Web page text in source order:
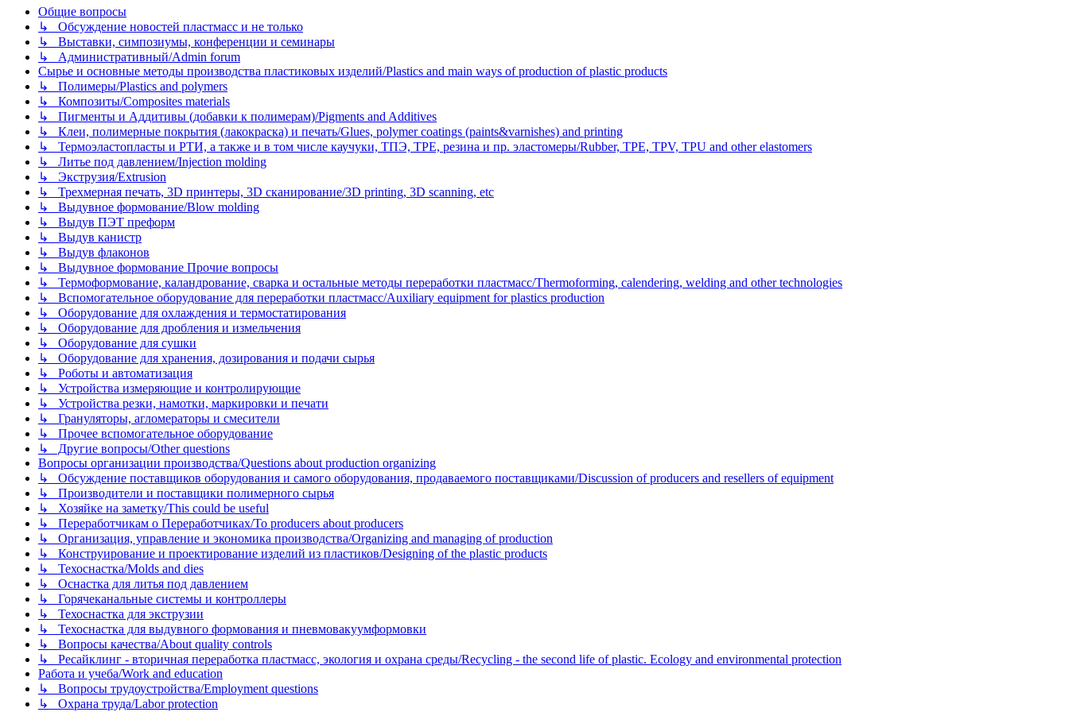
Общие вопросы
↳ Обсуждение новостей пластмасс и не только
↳ Выставки, симпозиумы, конференции и семинары
↳ Административный/Admin forum
Сырье и основные методы производства пластиковых изделий/Plastics and main ways of production of plastic products
↳ Полимеры/Plastics and polymers
↳ Композиты/Сomposites materials
↳ Пигменты и Аддитивы (добавки к полимерам)/Pigments and Additives
↳ Клеи, полимерные покрытия (лакокраска) и печать/Glues, polymer coatings (paints&varnishes) and printing
↳ Термоэластопласты и РТИ, а также и в том числе каучуки, ТПЭ, TPE, резина и пр. эластомеры/Rubber, TPE, TPV, TPU and other elastomers
↳ Литье под давлением/Injection molding
↳ Экструзия/Extrusion
↳ Трехмерная печать, 3D принтеры, 3D сканирование/3D printing, 3D scanning, etc
↳ Выдувное формование/Blow molding
↳ Выдув ПЭТ преформ
↳ Выдув канистр
↳ Выдув флаконов
↳ Выдувное формование Прочие вопросы
↳ Термоформование, каландрование, сварка и остальные методы переработки пластмасс/Thermoforming, calendering, welding and other technologies
↳ Вспомогательное оборудование для переработки пластмасс/Auxiliary equipment for plastics production
↳ Оборудование для охлаждения и термостатирования
↳ Оборудование для дробления и измельчения
↳ Оборудование для сушки
↳ Оборудование для хранения, дозирования и подачи сырья
↳ Роботы и автоматизация
↳ Устройства измеряющие и контролирующие
↳ Устройства резки, намотки, маркировки и печати
↳ Грануляторы, агломераторы и смесители
↳ Прочее вспомогательное оборудование
↳ Другие вопросы/Other questions
Вопросы организации производства/Questions about production organizing
↳ Обсуждение поставщиков оборудования и самого оборудования, продаваемого поставщиками/Discussion of producers and resellers of equipment
↳ Производители и поставщики полимерного сырья
↳ Хозяйке на заметку/This could be useful
↳ Переработчикам о Переработчиках/To producers about producers
↳ Организация, управление и экономика производства/Organizing and managing of production
↳ Конструирование и проектирование изделий из пластиков/Designing of the plastic products
↳ Техоснастка/Molds and dies
↳ Оснастка для литья под давлением
↳ Горячеканальные системы и контроллеры
↳ Техоснастка для экструзии
↳ Техоснастка для выдувного формования и пневмовакуумформовки
↳ Вопросы качества/About quality controls
↳ Ресайклинг - вторичная переработка пластмасс, экология и охрана среды/Recycling - the second life of plastic. Ecology and environmental protection
Работа и учеба/Work and education
↳ Вопросы трудоустройства/Employment questions
↳ Охрана труда/Labor protection